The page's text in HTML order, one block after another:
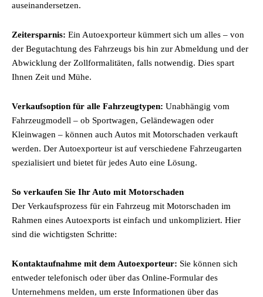
auseinandersetzen.
Zeitersparnis: Ein Autoexporteur kümmert sich um alles – von
der Begutachtung des Fahrzeugs bis hin zur Abmeldung und der
Abwicklung der Zollformalitäten, falls notwendig. Dies spart
Ihnen Zeit und Mühe.
Verkaufsoption für alle Fahrzeugtypen: Unabhängig vom
Fahrzeugmodell – ob Sportwagen, Geländewagen oder
Kleinwagen – können auch Autos mit Motorschaden verkauft
werden. Der Autoexporteur ist auf verschiedene Fahrzeugarten
spezialisiert und bietet für jedes Auto eine Lösung.
So verkaufen Sie Ihr Auto mit Motorschaden
Der Verkaufsprozess für ein Fahrzeug mit Motorschaden im
Rahmen eines Autoexports ist einfach und unkompliziert. Hier
sind die wichtigsten Schritte:
Kontaktaufnahme mit dem Autoexporteur: Sie können sich
entweder telefonisch oder über das Online-Formular des
Unternehmens melden, um erste Informationen über das